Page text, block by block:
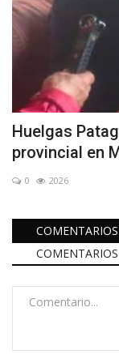
Huelgas
provincial en
0 2026